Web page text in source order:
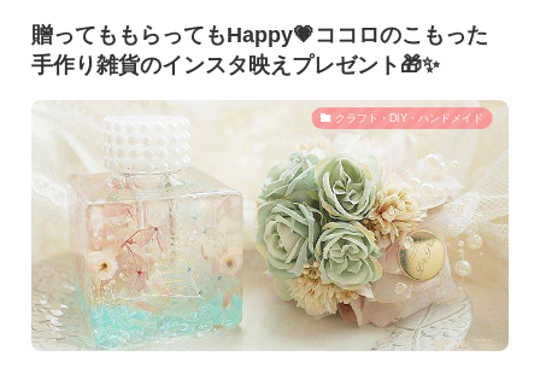
贈ってももらってもHappy💗ココロのこもった
手作り雑貨のインスタ映えプレゼント🎁✨
クラフト・DIY・ハンドメイド